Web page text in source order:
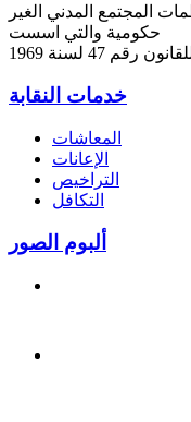
المجتمع المدني الغير
حكومية والتي اسست
رقم 47 لسنة 1969
خدمات النقابة
المعاشات
الإعانات
التراخيص
التكافل
ألبوم الصور